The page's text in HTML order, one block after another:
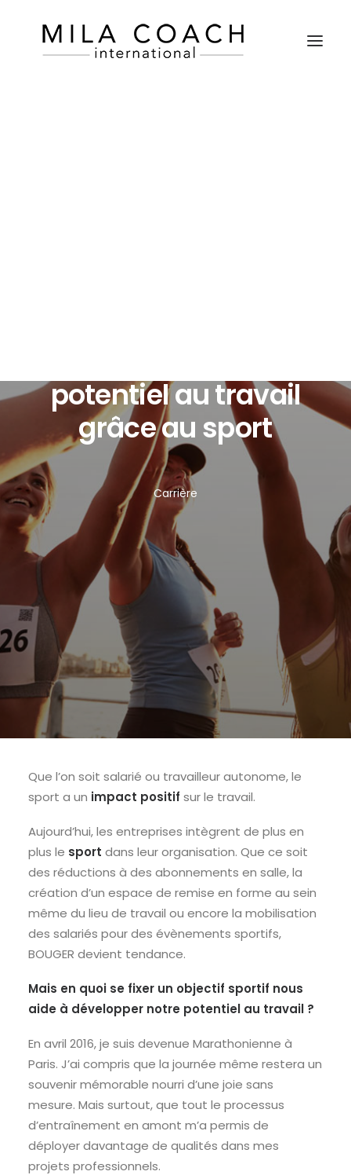
potentiel au travail
grâce au sport
Carrière
Que l’on soit salarié ou travailleur autonome, le
sport a un impact positif sur le travail.
Aujourd’hui, les entreprises intègrent de plus en
plus le sport dans leur organisation. Que ce soit
des réductions à des abonnements en salle, la
création d’un espace de remise en forme au sein
même du lieu de travail ou encore la mobilisation
des salariés pour des évènements sportifs,
BOUGER devient tendance.
Mais en quoi se fixer un objectif sportif nous
aide à développer notre potentiel au travail ?
En avril 2016, je suis devenue Marathonienne à
Paris. J’ai compris que la journée même restera un
souvenir mémorable nourri d’une joie sans
mesure. Mais surtout, que tout le processus
d’entraînement en amont m’a permis de
déployer davantage de qualités dans mes
projets professionnels.